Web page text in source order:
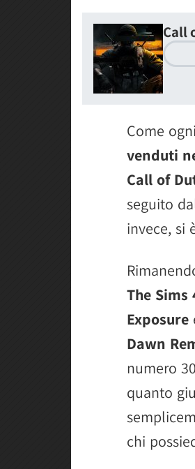
Call
Come
venduti
Call of
seguito
invece, si
The Sims
Exposure
Dawn
numero
quanto
chi